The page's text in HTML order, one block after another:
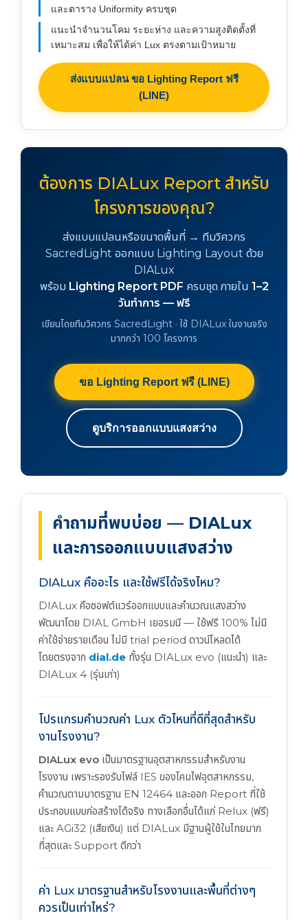
และตาราง Uniformity ครบชุด
แนะนำจำนวนโคม ระยะห่าง และความสูงติดตั้งที่
เหมาะสม เพื่อให้ได้ค่า Lux ตรงตามเป้าหมาย
ส่งแบบแปลน ขอ Lighting Report ฟรี
(LINE)
ต้องการ DIALux Report สำหรับ
โครงการของคุณ?
ส่งแบบแปลนหรือขนาดพื้นที่ → ทีมวิศวกร
SacredLight ออกแบบ Lighting Layout ด้วย
DIALux
พร้อม Lighting Report PDF ครบชุด ภายใน 1–2
วันทำการ — ฟรี
เขียนโดยทีมวิศวกร SacredLight · ใช้ DIALux ในงานจริง
มากกว่า 100 โครงการ
ขอ Lighting Report ฟรี (LINE)
ดูบริการออกแบบแสงสว่าง
คำถามที่พบบ่อย — DIALux
และการออกแบบแสงสว่าง
DIALux คืออะไร และใช้ฟรีได้จริงไหม?
DIALux คือซอฟต์แวร์ออกแบบและคำนวณแสงสว่าง
พัฒนาโดย DIAL GmbH เยอรมนี — ใช้ฟรี 100% ไม่มี
ค่าใช้จ่ายรายเดือน ไม่มี trial period ดาวน์โหลดได้
โดยตรงจาก dial.de ทั้งรุ่น DIALux evo (แนะนำ) และ
DIALux 4 (รุ่นเก่า)
โปรแกรมคำนวณค่า Lux ตัวไหนที่ดีที่สุดสำหรับ
งานโรงงาน?
DIALux evo เป็นมาตรฐานอุตสาหกรรมสำหรับงาน
โรงงาน เพราะรองรับไฟล์ IES ของโคมไฟอุตสาหกรรม,
คำนวณตามมาตรฐาน EN 12464 และออก Report ที่ใช้
ประกอบแบบก่อสร้างได้จริง ทางเลือกอื่นได้แก่ Relux (ฟรี)
และ AGi32 (เสียเงิน) แต่ DIALux มีฐานผู้ใช้ในไทยมาก
ที่สุดและ Support ดีกว่า
ค่า Lux มาตรฐานสำหรับโรงงานและพื้นที่ต่างๆ
ควรเป็นเท่าไหร่?